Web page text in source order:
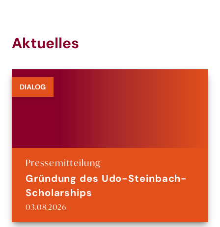
Aktuelles
DIALOG
Pressemitteilung
Gründung des Udo-Steinbach-
Scholarships
03.08.2026